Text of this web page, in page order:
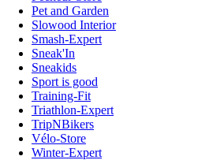
Pet and Garden
Slowood Interior
Smash-Expert
Sneak'In
Sneakids
Sport is good
Training-Fit
Triathlon-Expert
TripNBikers
Vélo-Store
Winter-Expert